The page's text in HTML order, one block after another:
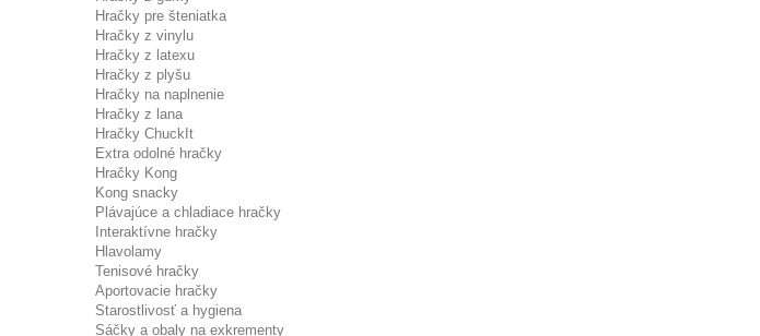
Hračky pre šteniatka
Hračky z vinylu
Hračky z latexu
Hračky z plyšu
Hračky na naplnenie
Hračky z lana
Hračky ChuckIt
Extra odolné hračky
Hračky Kong
Kong snacky
Plávajúce a chladiace hračky
Interaktívne hračky
Hlavolamy
Tenisové hračky
Aportovacie hračky
Starostlivosť a hygiena
Sáčky a obaly na exkrementy